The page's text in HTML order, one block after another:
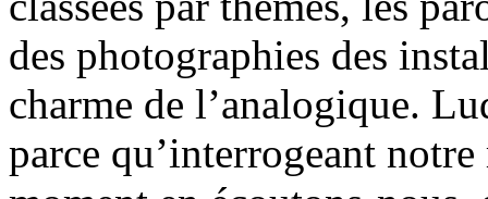
des photographies des
charme de l’analogique.
parce qu’interrogeant